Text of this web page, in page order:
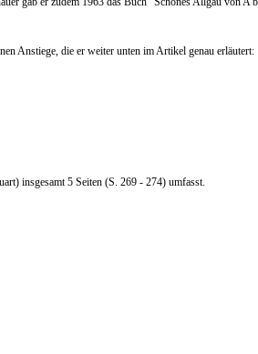
Anstiege, die er weiter unten im Artikel genau erläutert:
insgesamt 5 Seiten (S. 269 - 274) umfasst.